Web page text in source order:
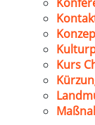
Kurs